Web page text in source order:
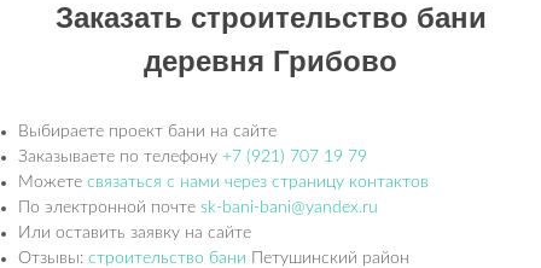
Заказать строительство бани
деревня Грибово
Выбираете проект бани на сайте
Заказываете по телефону +7 (921) 707 19 79
Можете связаться с нами через страницу контактов
По электронной почте sk-bani-bani@yandex.ru
Или оставить заявку на сайте
Отзывы: строительство бани Петушинский район